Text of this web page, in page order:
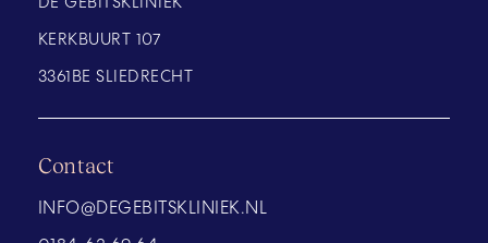
KERKBUURT 107
3361BE SLIEDRECHT
Contact
INFO@DEGEBITSKLINIEK.NL